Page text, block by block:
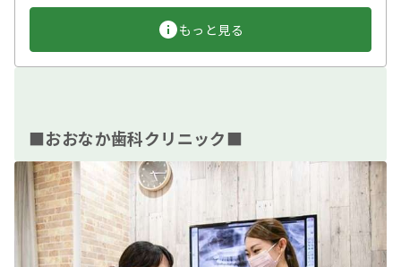
もっと見る
■おおなか歯科クリニック■